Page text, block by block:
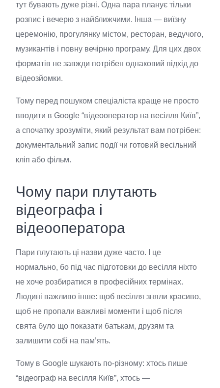
тут бувають дуже різні. Одна пара планує тільки
розпис і вечерю з найближчими. Інша — виїзну
церемонію, прогулянку містом, ресторан, ведучого,
музикантів і повну вечірню програму. Для цих двох
форматів не завжди потрібен однаковий підхід до
відеозйомки.
Тому перед пошуком спеціаліста краще не просто
вводити в Google “відеооператор на весілля Київ”,
а спочатку зрозуміти, який результат вам потрібен:
документальний запис події чи готовий весільний
кліп або фільм.
Чому пари плутають
відеографа і
відеооператора
Пари плутають ці назви дуже часто. І це
нормально, бо під час підготовки до весілля ніхто
не хоче розбиратися в професійних термінах.
Людині важливо інше: щоб весілля зняли красиво,
щоб не пропали важливі моменти і щоб після
свята було що показати батькам, друзям та
залишити собі на пам’ять.
Тому в Google шукають по-різному: хтось пише
“відеограф на весілля Київ”, хтось —